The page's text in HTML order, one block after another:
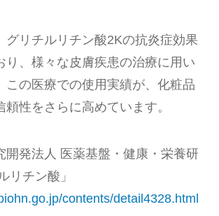
グリチルリチン酸2Kの抗炎症効果
り、様々な皮膚疾患の治療に用い
この医療での使用実績が、化粧品
頼性をさらに高めています。
開発法人 医薬基盤・健康・栄養研
リチン酸」
contents/detail4328.html